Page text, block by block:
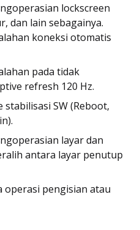
lockscreen
dan lain sebagainya.
koneksi otomatis
pada tidak
refresh 120 Hz.
SW (Reboot,
layar dan
antara layar penutup
operasi pengisian atau